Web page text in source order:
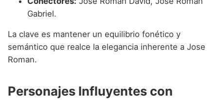
Gabriel.
La clave es mantener un equilibrio fonético y
semántico que realce la elegancia inherente a Jose
Roman.
Personajes Influyentes con